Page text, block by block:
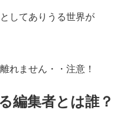
してありうる世界が
れません・・注意 ！
編集者とは誰？